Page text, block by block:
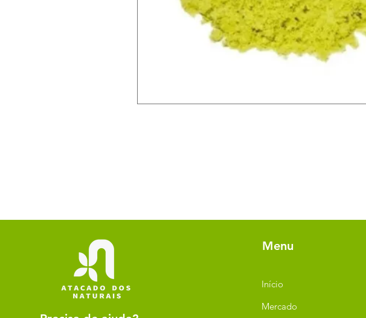
Menu
Início
Mercado